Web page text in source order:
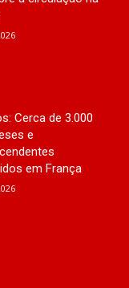
Cerca de 3.000
e
em França